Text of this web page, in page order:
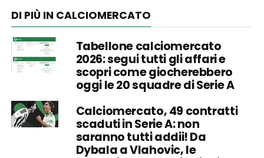
DI PIÙ IN CALCIOMERCATO
Tabellone calciomercato
2026: segui tutti gli affari e
scopri come giocherebbero
oggi le 20 squadre di Serie A
Calciomercato, 49 contratti
scaduti in Serie A: non
saranno tutti addii! Da
Dybala a Vlahovic, le